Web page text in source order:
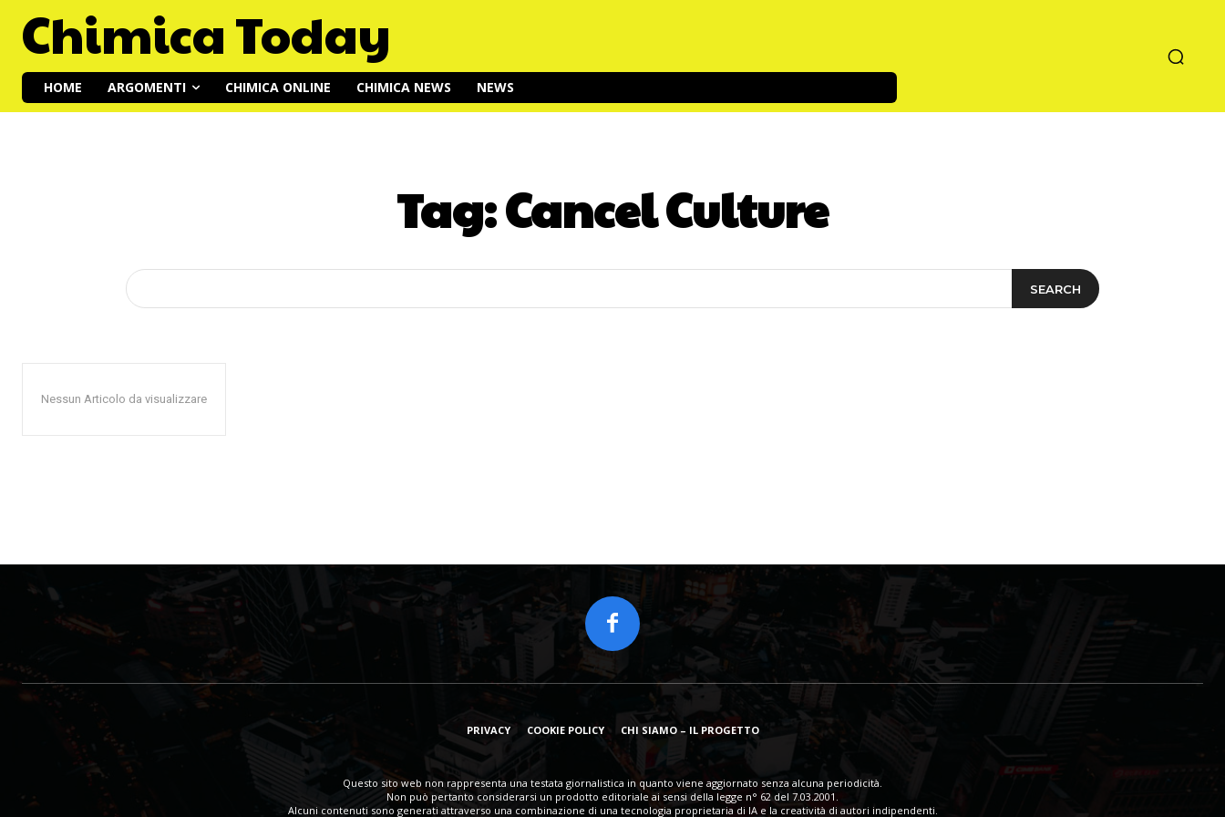
Chimica Today
HOME ARGOMENTI CHIMICA ONLINE CHIMICA NEWS NEWS
Tag:Cancel Culture
SEARCH
Nessun Articolo da visualizzare
PRIVACY COOKIE POLICY CHI SIAMO – IL PROGETTO
Questo sito web non rappresenta una testata giornalistica in quanto viene aggiornato senza alcuna periodicità.
Non può pertanto considerarsi un prodotto editoriale ai sensi della legge n° 62 del 7.03.2001.
Alcuni contenuti sono generati attraverso una combinazione di una tecnologia proprietaria di IA e la creatività di autori indipendenti.